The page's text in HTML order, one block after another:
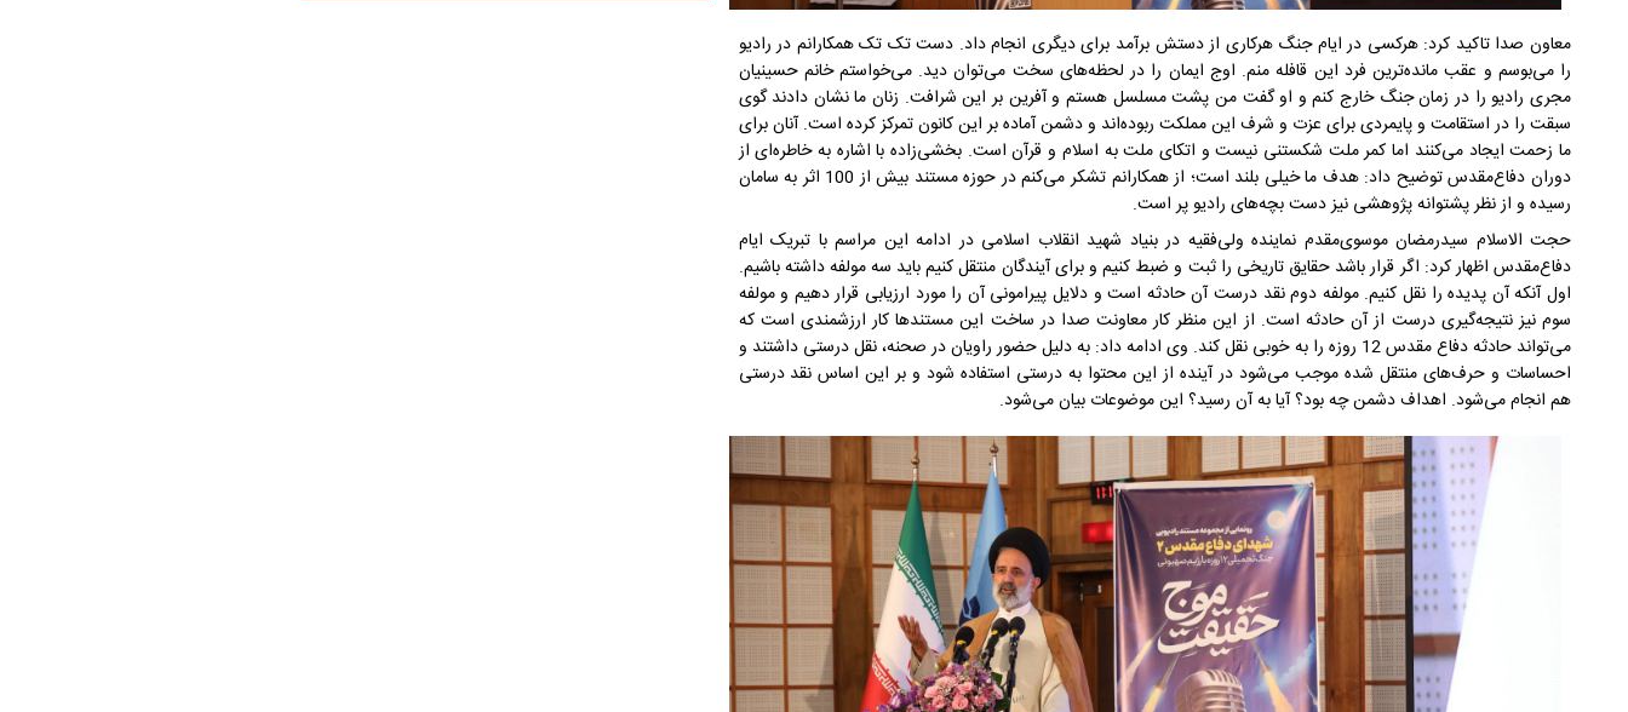
معاون صدا تاکید کرد: هرکسی در ایام جنگ هرکاری از دستش برآمد برای دیگری انجام داد. دست تک تک همکارانم در رادیو
را می‌بوسم و عقب مانده‌ترین فرد این قافله منم. اوج ایمان را در لحظه‌های سخت می‌توان دید. می‌خواستم خانم حسینیان
مجری رادیو را در زمان جنگ خارج کنم و او گفت من پشت مسلسل هستم و آفرین بر این شرافت. زنان ما نشان دادند گوی
سبقت را در استقامت و پایمردی برای عزت و شرف این مملکت ربوده‌اند و دشمن آماده بر این کانون تمرکز کرده است. آنان برای
ما زحمت ایجاد می‌کنند اما کمر ملت شکستنی نیست و اتکای ملت به اسلام و قرآن است. بخشی‌زاده با اشاره به خاطره‌ای از
دوران دفاع‌مقدس توضیح داد: هدف ما خیلی بلند است؛ از همکارانم تشکر می‌کنم در حوزه مستند بیش از 100 اثر به سامان
رسیده و از نظر پشتوانه پژوهشی نیز دست بچه‌های رادیو پر است.
حجت الاسلام سیدرمضان موسوی‌مقدم نماینده ولی‌فقیه در بنیاد شهید انقلاب اسلامی در ادامه این مراسم با تبریک ایام
دفاع‌مقدس اظهار کرد: اگر قرار باشد حقایق تاریخی را ثبت و ضبط کنیم و برای آیندگان منتقل کنیم باید سه مولفه داشته باشیم.
اول آنکه آن پدیده را نقل کنیم. مولفه دوم نقد درست آن حادثه است و دلایل پیرامونی آن را مورد ارزیابی قرار دهیم و مولفه
سوم نیز نتیجه‌گیری درست از آن حادثه است. از این منظر کار معاونت صدا در ساخت این مستندها کار ارزشمندی است که
می‌تواند حادثه دفاع مقدس 12 روزه را به خوبی نقل کند. وی ادامه داد: به دلیل حضور راویان در صحنه، نقل درستی داشتند و
احساسات و حرف‌های منتقل شده موجب می‌شود در آینده از این محتوا به درستی استفاده شود و بر این اساس نقد درستی
هم انجام می‌شود. اهداف دشمن چه بود؟ آیا به آن رسید؟ این موضوعات بیان می‌شود.